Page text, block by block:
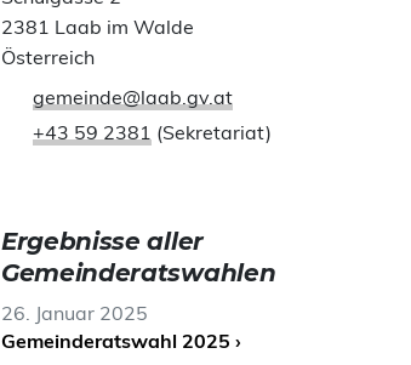
2381 Laab im Walde
Österreich
gemeinde@laab.gv.at
+43 59 2381 (Sekretariat)
Ergebnisse aller
Gemeinderatswahlen
26. Januar 2025
Gemeinderatswahl 2025 ›